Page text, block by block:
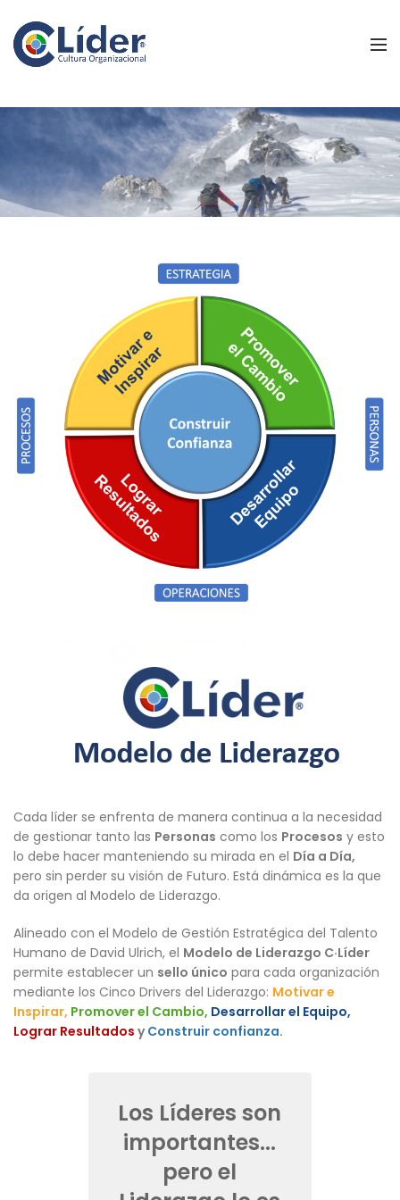
Cada líder se enfrenta de manera continua a la necesidad
de gestionar tanto las Personas como los Procesos y esto
lo debe hacer manteniendo su mirada en el Día a Día,
pero sin perder su visión de Futuro. Está dinámica es la que
da origen al Modelo de Liderazgo.
Alineado con el Modelo de Gestión Estratégica del Talento
Humano de David Ulrich, el Modelo de Liderazgo C·Líder
permite establecer un sello único para cada organización
mediante los Cinco Drivers del Liderazgo: Motivar e
Inspirar, Promover el Cambio, Desarrollar el Equipo,
Lograr Resultados yConstruir confianza.
Los Líderes son
importantes...
pero el